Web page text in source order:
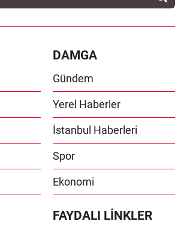
DAMGA
Gündem
Yerel Haberler
İstanbul Haberleri
Spor
Ekonomi
FAYDALI LİNKLER